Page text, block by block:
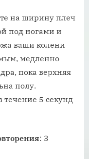
на ширину плеч
под ногами и
ваши колени
медленно
пока верхняя
полу.
течение 5 секунд
: 3